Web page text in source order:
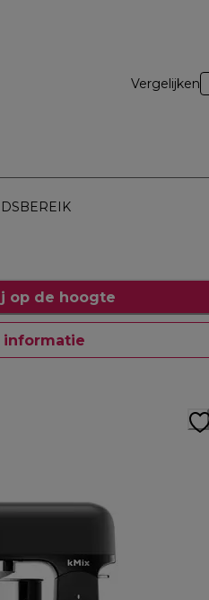
Vergelijken
op de hoogte
informatie